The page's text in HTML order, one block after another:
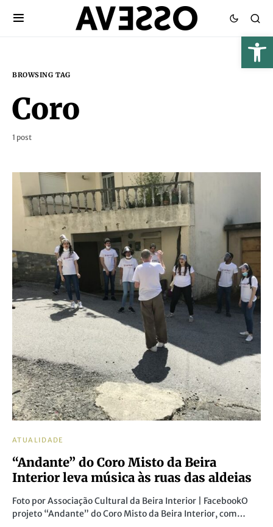
BROWSING TAG
Coro
1 post
ATUALIDADE
“Andante” do Coro Misto da Beira
Interior leva música às ruas das aldeias
Foto por Associação Cultural da Beira Interior | FacebookO
projeto “Andante” do Coro Misto da Beira Interior, com…